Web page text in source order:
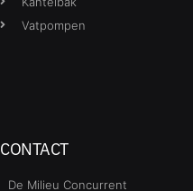
Vatpompen
CONTACT
De Milieu Concurrent